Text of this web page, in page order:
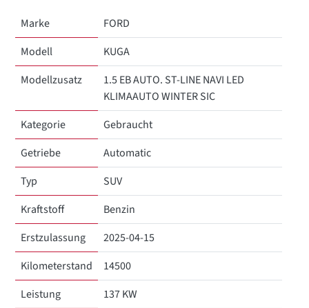
Marke
FORD
Modell
KUGA
Modellzusatz
1.5 EB AUTO. ST-LINE NAVI LED
KLIMAAUTO WINTER SIC
Kategorie
Gebraucht
Getriebe
Automatic
Typ
SUV
Kraftstoff
Benzin
Erstzulassung
2025-04-15
Kilometerstand
14500
Leistung
137 KW